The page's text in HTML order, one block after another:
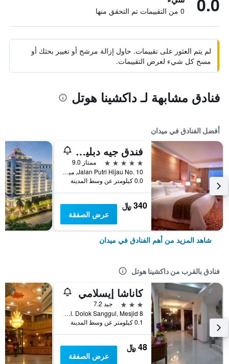
0 من التقييمات تم التحقق منها
لم يتم العثور على تقييمات. حاول إزالة مرشح أو تغيير بحثك أو
مسح كل شيء لعرض التقييمات.
فنادق مشابهة لـ داكشينا هوتل
أفضل الفنادق في ميدان
فندق جيه دبليو ماريوت ميدان
5 نجوم
ممتاز 9.0
Jalan Putri Hijau No. 10, ميدان, إندونيسيا
0.0 كيلومتر عن وسط المدينة
340 ﷼
عرض الصفقة
شاهد المزيد من أهم الفنادق في ميدان
فنادق بالقرب من داكشينا هوتل
كاناشا إيسلامي
3 نجوم
جيد 7.2
8 Jl. Dolok Sanggul, Mesjid, ميدان, إندونيسيا
0.1 كيلومتر عن وسط المدينة
48 ﷼
عرض الصفقة